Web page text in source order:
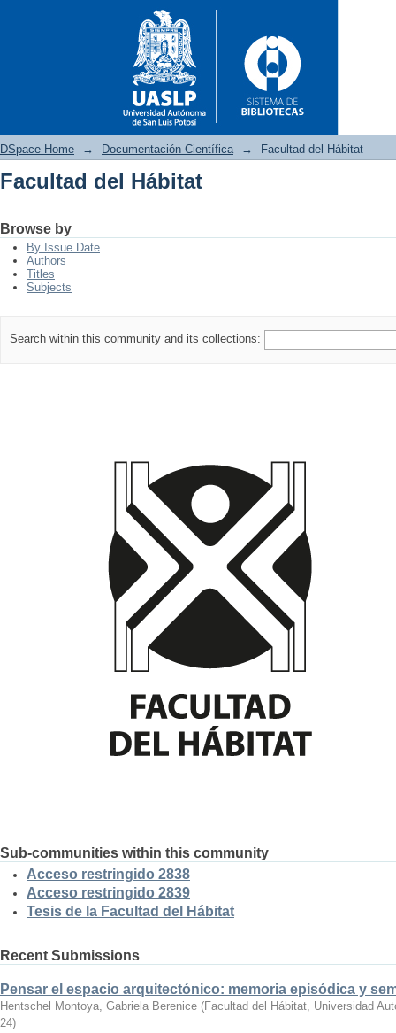
DSpace Home → Documentación Científica → Facultad del Hábitat
Facultad del Hábitat
Browse by
By Issue Date
Authors
Titles
Subjects
Search within this community and its collections:
Sub-communities within this community
Acceso restringido 2838
Acceso restringido 2839
Tesis de la Facultad del Hábitat
Recent Submissions
Pensar el espacio arquitectónico: memoria episódica y
Hentschel Montoya, Gabriela Berenice (Facultad del Hábitat, Universidad
24)